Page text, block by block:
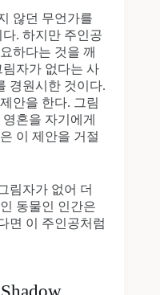
않던 무언가를
. 하지만 주인공
하다는 것을 깨
자가 없다는 사
경원시한 것이다.
안을 한다. 그림
혼을 자기에게
이 제안을 거절
림자가 없어 더
동물인 인간은
면 이 주인공처럼